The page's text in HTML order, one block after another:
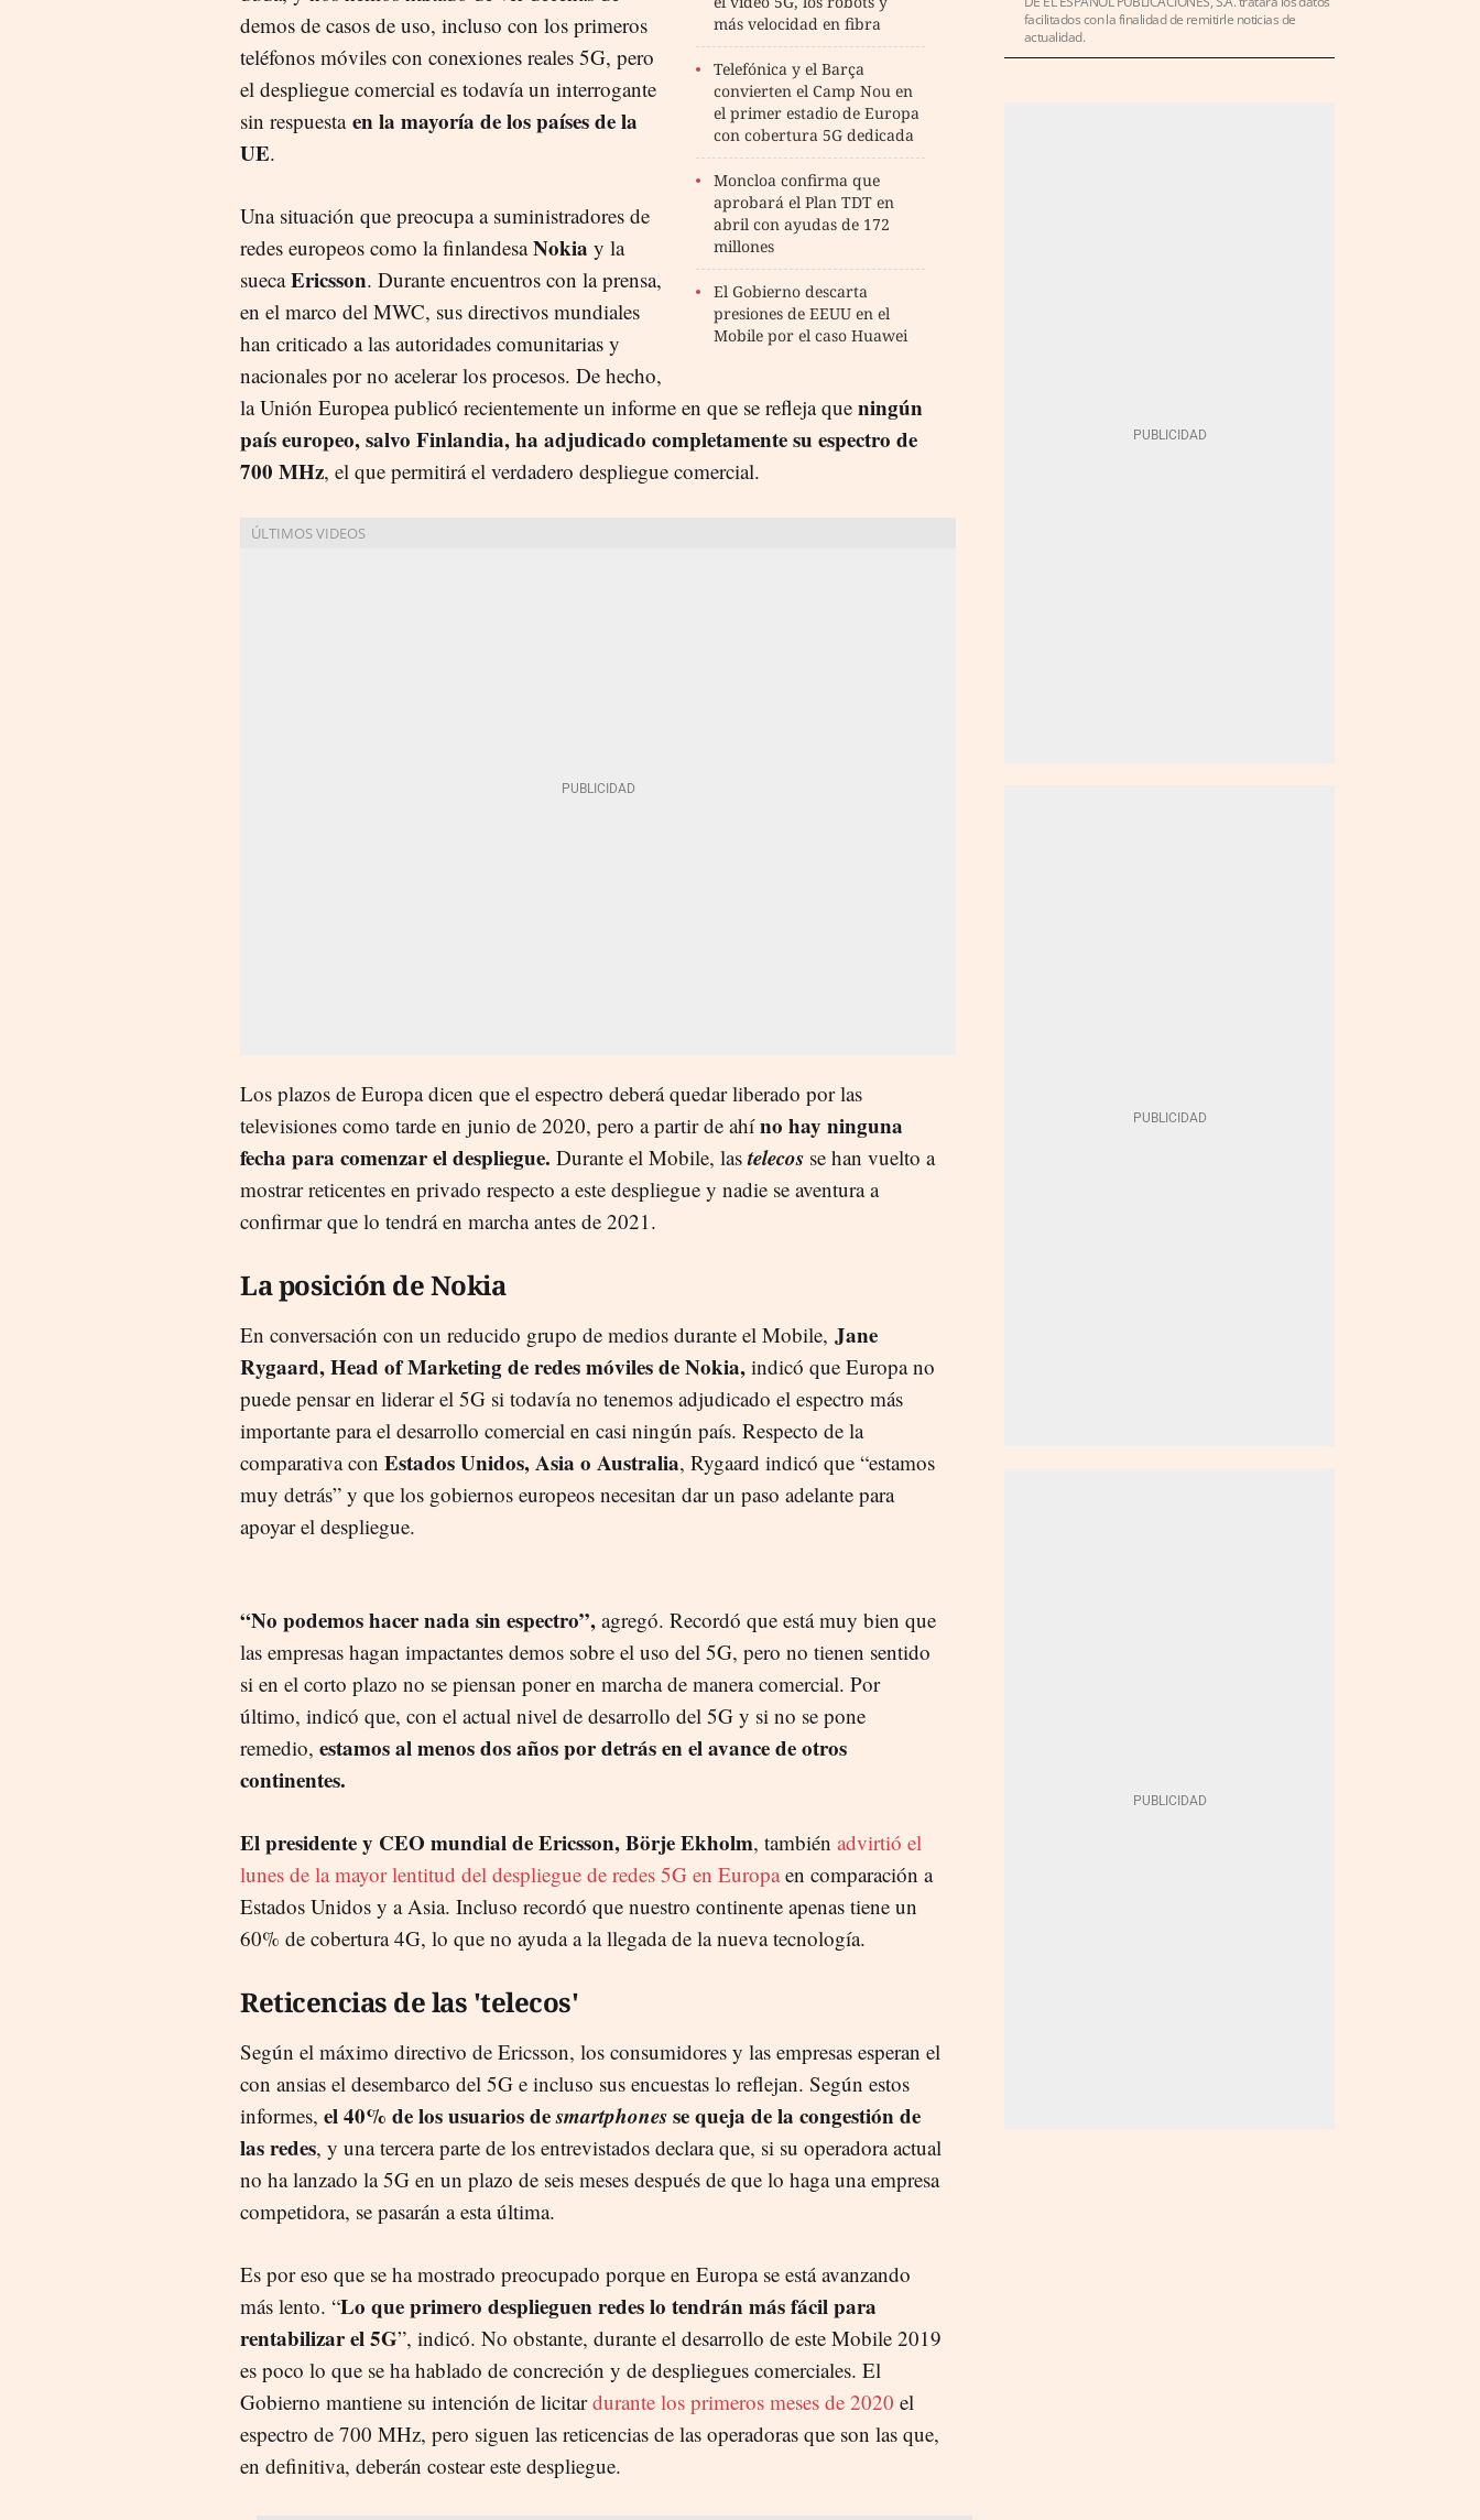
más velocidad en fibra
Telefónica y el Barça
convierten el Camp Nou en
el primer estadio de Europa
con cobertura 5G dedicada
Moncloa confirma que
aprobará el Plan TDT en
abril con ayudas de 172
millones
El Gobierno descarta
presiones de EEUU en el
Mobile por el caso Huawei
demos de casos de uso, incluso con los primeros
teléfonos móviles con conexiones reales 5G, pero
el despliegue comercial es todavía un interrogante
sin respuesta en la mayoría de los países de la
UE.
Una situación que preocupa a suministradores de
redes europeos como la finlandesaNokia y la
suecaEricsson. Durante encuentros con la prensa,
en el marco del MWC, sus directivos mundiales
han criticado a las autoridades comunitarias y
nacionales por no acelerar los procesos. De hecho,
la Unión Europea publicó recientemente un informe en que se refleja que ningún
país europeo, salvo Finlandia, ha adjudicado completamente su espectro de
700 MHz, el que permitirá el verdadero despliegue comercial.
Los plazos de Europa dicen que el espectro deberá quedar liberado por las
televisiones como tarde en junio de 2020, pero a partir de ahíno hay ninguna
fecha para comenzar el despliegue. Durante el Mobile, lastelecos se han vuelto a
mostrar reticentes en privado respecto a este despliegue y nadie se aventura a
confirmar que lo tendrá en marcha antes de 2021.
La posición de Nokia
En conversación con un reducido grupo de medios durante el Mobile, Jane
Rygaard, Head of Marketing de redes móviles de Nokia, indicó que Europa no
puede pensar en liderar el 5G si todavía no tenemos adjudicado el espectro más
importante para el desarrollo comercial en casi ningún país. Respecto de la
comparativa con Estados Unidos, Asia o Australia, Rygaard indicó que “estamos
muy detrás” y que los gobiernos europeos necesitan dar un paso adelante para
apoyar el despliegue.
“No podemos hacer nada sin espectro”, agregó. Recordó que está muy bien que
las empresas hagan impactantes demos sobre el uso del 5G, pero no tienen sentido
si en el corto plazo no se piensan poner en marcha de manera comercial. Por
último, indicó que, con el actual nivel de desarrollo del 5G y si no se pone
remedio, estamos al menos dos años por detrás en el avance de otros
continentes.
El presidente y CEO mundial de Ericsson, Börje Ekholm, también advirtió el
lunes de la mayor lentitud del despliegue de redes 5G en Europaen comparación a
Estados Unidos y a Asia. Incluso recordó que nuestro continente apenas tiene un
60% de cobertura 4G, lo que no ayuda a la llegada de la nueva tecnología.
Reticencias de las 'telecos'
Según el máximo directivo de Ericsson, los consumidores y las empresas esperan el
con ansias el desembarco del 5G e incluso sus encuestas lo reflejan. Según estos
informes, el 40% de los usuarios desmartphonesse queja de la congestión de
las redes, y una tercera parte de los entrevistados declara que, si su operadora actual
no ha lanzado la 5G en un plazo de seis meses después de que lo haga una empresa
competidora, se pasarán a esta última.
Es por eso que se ha mostrado preocupado porque en Europa se está avanzando
más lento. “Lo que primero desplieguen redes lo tendrán más fácil para
rentabilizar el 5G”, indicó. No obstante, durante el desarrollo de este Mobile 2019
es poco lo que se ha hablado de concreción y de despliegues comerciales. El
Gobierno mantiene su intención de licitardurante los primeros meses de 2020 el
espectro de 700 MHz, pero siguen las reticencias de las operadoras que son las que,
en definitiva, deberán costear este despliegue.
facilitados con la finalidad de remitirle noticias de
actualidad.